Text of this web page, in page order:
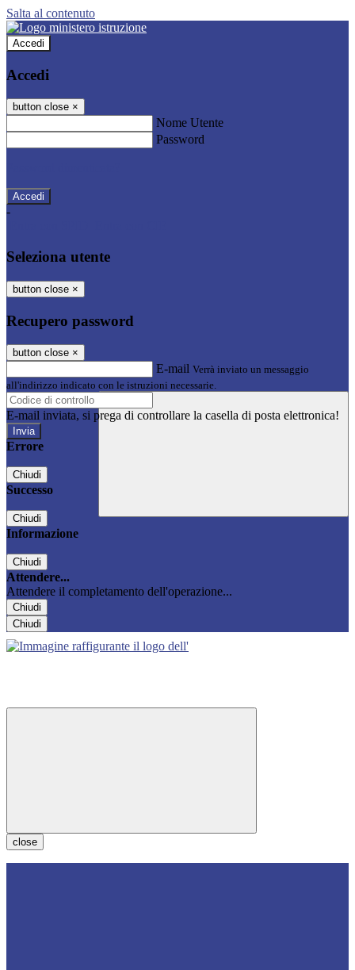
Salta al contenuto
Accedi
Accedi
button close ×
Nome Utente
Password
-
Seleziona utente
button close ×
Recupero password
button close ×
E-mail Verrà inviato un messaggio
all'indirizzo indicato con le istruzioni necessarie.
E-mail inviata, si prega di controllare la casella di posta elettronica!
Errore
Chiudi
Successo
Chiudi
Informazione
Chiudi
Attendere...
Attendere il completamento dell'operazione...
Chiudi
Chiudi
close